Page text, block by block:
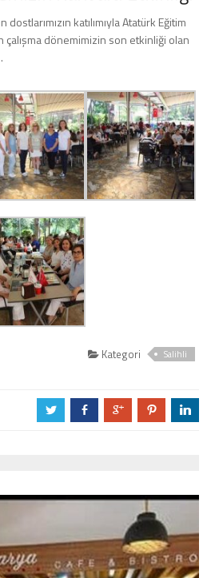
katılımıyla Atatürk Eğitim
dönemimizin son etkinliği olan
Kategori Salihli
a b c d j